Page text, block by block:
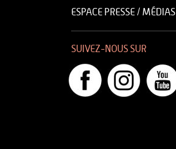
ESPACE PRESSE / MÉDIAS
SUIVEZ-NOUS SUR